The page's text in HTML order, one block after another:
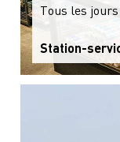
Tous les
Station-